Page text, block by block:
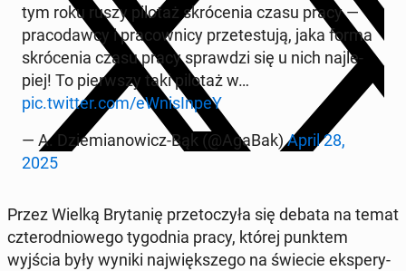
tym roku ruszy pilotaż skró­ce­nia czasu pracy —
pra­co­daw­cy i pra­cow­ni­cy prze­te­stu­ją, jaka forma
skró­ce­nia czasu pracy spraw­dzi się u nich naj­le­
piej! To pierw­szy taki pilotaż w…
pic.twitter.com/eW­ni­sIn­peY
— A. Dzie­mia­no­wicz-Bąk (@AgaBak)April 28,
2025
Przez Wielką Bry­ta­nię prze­to­czy­ła się debata na temat
czte­ro­dnio­we­go ty­go­dnia pracy, której punktem
wyjścia były wyniki naj­więk­sze­go na świecie eks­pe­ry­